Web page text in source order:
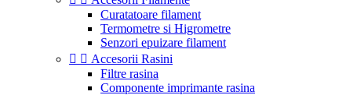
Curatatoare filament
Termometre si Higrometre
Senzori epuizare filament
  Accesorii Rasini
Filtre rasina
Componente imprimante rasina